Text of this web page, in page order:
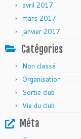
avril 2017
mars 2017
janvier 2017
Catégories
Non classé
Organisation
Sortie club
Vie du club
Méta